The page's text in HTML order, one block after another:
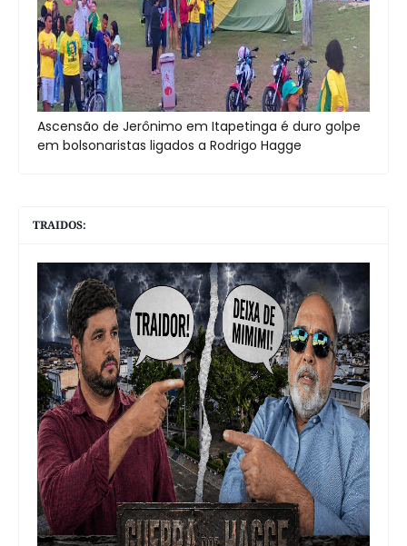
Ascensão de Jerônimo em Itapetinga é duro golpe
em bolsonaristas ligados a Rodrigo Hagge
TRAIDOS: